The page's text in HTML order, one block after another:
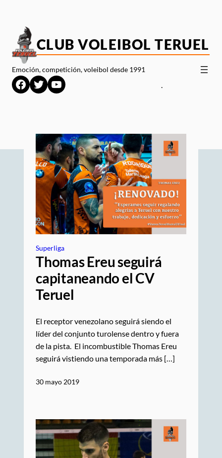
contenido
CLUB VOLEIBOL TERUEL
Emoción, competición, voleibol desde 1991
Facebook
TwitterYouTube .
Superliga
Thomas Ereu seguirá
capitaneando el CV
Teruel
El receptor venezolano seguirá siendo el
líder del conjunto turolense dentro y fuera
de la pista. El incombustible Thomas Ereu
seguirá vistiendo una temporada más […]
30 mayo 2019